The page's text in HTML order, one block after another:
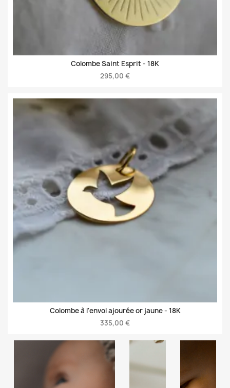
Colombe Saint Esprit - 18K
295,00 €
Colombe à l'envol ajourée or jaune - 18K
335,00 €